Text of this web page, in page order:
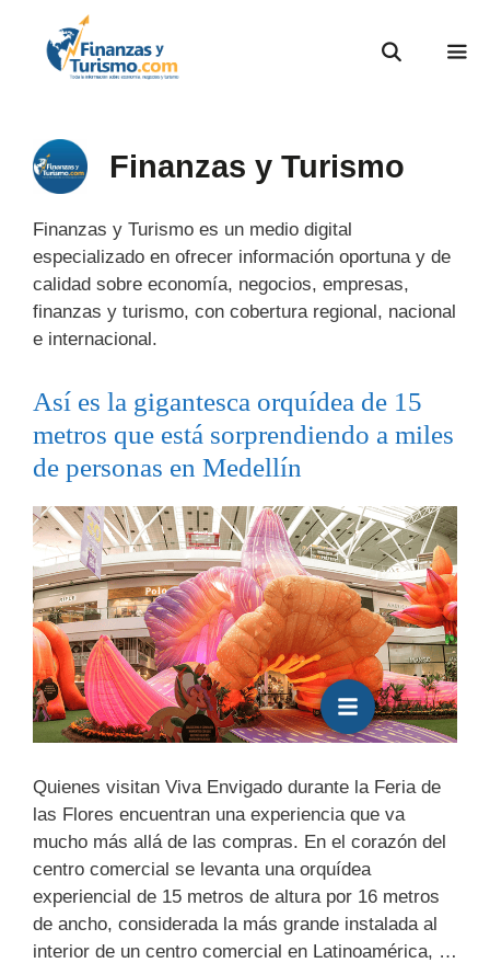
Finanzas y Turismo
Finanzas y Turismo es un medio digital
especializado en ofrecer información oportuna y de
calidad sobre economía, negocios, empresas,
finanzas y turismo, con cobertura regional, nacional
e internacional.
Así es la gigantesca orquídea de 15
metros que está sorprendiendo a miles
de personas en Medellín
Quienes visitan Viva Envigado durante la Feria de
las Flores encuentran una experiencia que va
mucho más allá de las compras. En el corazón del
centro comercial se levanta una orquídea
experiencial de 15 metros de altura por 16 metros
de ancho, considerada la más grande instalada al
interior de un centro comercial en Latinoamérica, …